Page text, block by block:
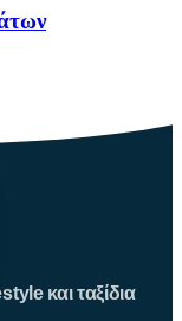
και ταξίδια